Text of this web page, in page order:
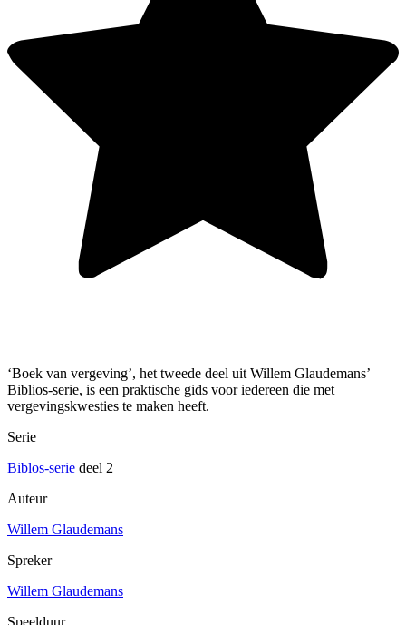
‘Boek van vergeving’, het tweede deel uit Willem Glaudemans’
Biblios-serie, is een praktische gids voor iedereen die met
vergevingskwesties te maken heeft.
Serie
Biblos-serie deel 2
Auteur
Willem Glaudemans
Spreker
Willem Glaudemans
Speelduur